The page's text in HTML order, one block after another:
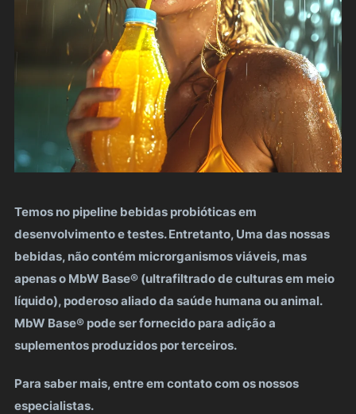
Temos no pipeline bebidas probióticas em
desenvolvimento e testes. Entretanto, Uma das nossas
bebidas, não contém microrganismos viáveis, mas
apenas o MbW Base® (ultrafiltrado de culturas em meio
líquido), poderoso aliado da saúde humana ou animal.
MbW Base® pode ser fornecido para adição a
suplementos produzidos por terceiros.
Para saber mais, entre em contato com os nossos
especialistas.